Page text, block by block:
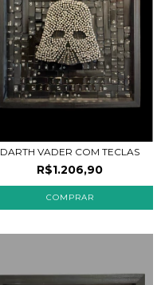
DARTH VADER COM TECLAS
R$1.206,90